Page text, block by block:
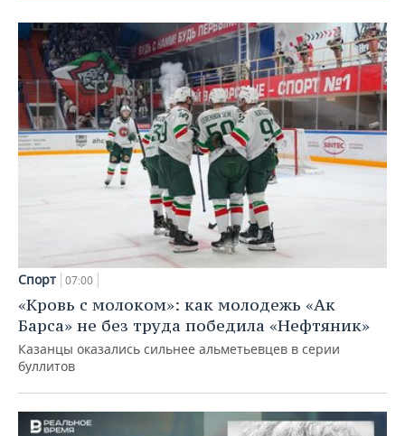
Спорт 07:00
«Кровь с молоком»: как молодежь «Ак
Барса» не без труда победила «Нефтяник»
Казанцы оказались сильнее альметьевцев в серии
буллитов